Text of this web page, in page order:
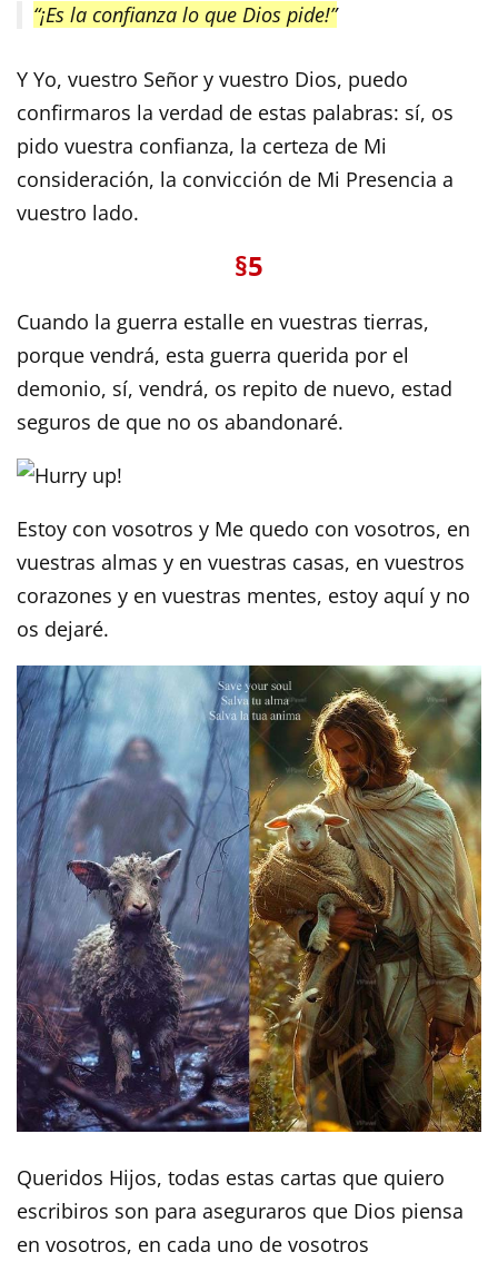
“¡Es la confianza lo que Dios pide!”
Y Yo, vuestro Señor y vuestro Dios, puedo
confirmaros la verdad de estas palabras: sí, os
pido vuestra confianza, la certeza de Mi
consideración, la convicción de Mi Presencia a
vuestro lado.
§5
Cuando la guerra estalle en vuestras tierras,
porque vendrá, esta guerra querida por el
demonio, sí, vendrá, os repito de nuevo, estad
seguros de que no os abandonaré.
Estoy con vosotros y Me quedo con vosotros, en
vuestras almas y en vuestras casas, en vuestros
corazones y en vuestras mentes, estoy aquí y no
os dejaré.
Queridos Hijos, todas estas cartas que quiero
escribiros son para aseguraros que Dios piensa
en vosotros, en cada uno de vosotros